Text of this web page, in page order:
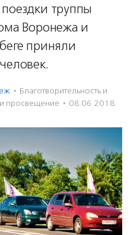
труппы
Воронежа и
приняли
· Благотвори­тель­ность и
и просвещение · 08.06.2018